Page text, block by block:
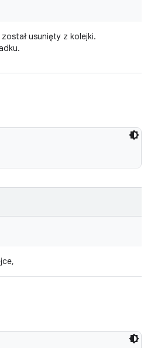
usunięty z kolejki.